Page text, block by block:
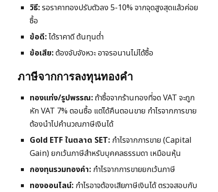
วิธี:รอราคาทองปรับตัวลง 5-10% จากจุดสูงสุดแล้วค่อย
ซื้อ
ข้อดี:ได้ราคาดี ต้นทุนต่ำ
ข้อเสีย:ต้องจับจังหวะ อาจรอนานไม่ได้ซื้อ
ภาษีจากการลงทุนทองคำ
ทองแท่ง/รูปพรรณ:ถ้าซื้อจากร้านทองที่จด VAT จะถูก
หัก VAT 7% ตอนซื้อ แต่ได้คืนตอนขาย กำไรจากการขาย
ต้องนำไปคำนวณภาษีเงินได้
Gold ETF ในตลาด SET: กำไรจากการขาย (Capital
Gain) ยกเว้นภาษีสำหรับบุคคลธรรมดา เหมือนหุ้น
กองทุนรวมทองคำ: กำไรจากการขายยกเว้นภาษี
ทองออนไลน์: กำไรอาจต้องเสียภาษีเงินได้ ตรวจสอบกับ